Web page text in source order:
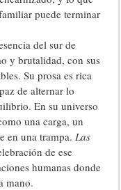
puede terminar
del sur de
y brutalidad, con sus
Su prosa es rica
de alternar lo
En su universo
una carga, un
en una trampa.Las
de ese
humanas donde
mano.